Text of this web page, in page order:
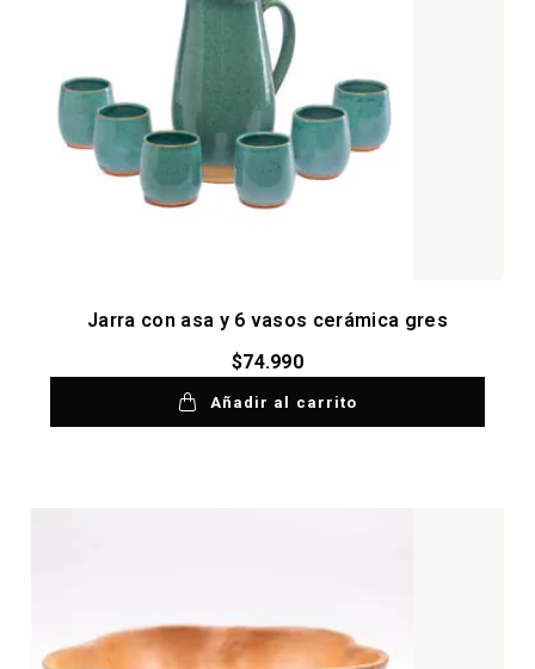
Jarra con asa y 6 vasos cerámica gres
$74.990
Añadir al carrito